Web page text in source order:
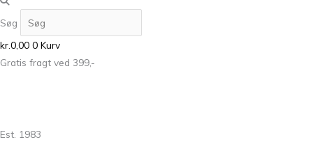
Søg
kr.0,00 0 Kurv
Gratis fragt ved 399,-
Est. 1983